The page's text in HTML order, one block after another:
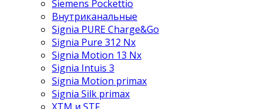
Siemens Pockettio
Внутриканальные
Signia PURE Charge&Go
Signia Pure 312 Nx
Signia Motion 13 Nx
Signia Intuis 3
Signia Motion primax
Signia Silk primax